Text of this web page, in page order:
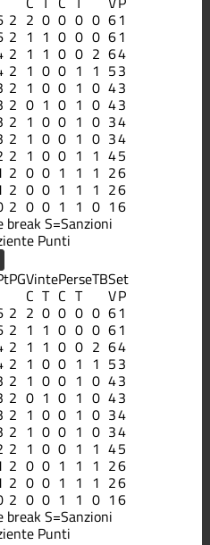
2 2 0 0 0 0 61
2 1 1 0 0 0 61
2 1 1 0 0 2 64
2 1 0 0 1 1 53
2 1 0 0 1 0 43
2 0 1 0 1 0 43
2 1 0 0 1 0 34
2 1 0 0 1 0 34
2 1 0 0 1 1 45
2 0 0 1 1 1 26
2 0 0 1 1 1 26
2 0 0 1 1 0 16
breakS=Sanzioni
Punti
PGVintePerseTBSet
C T C T VP
2 2 0 0 0 0 61
2 1 1 0 0 0 61
2 1 1 0 0 2 64
2 1 0 0 1 1 53
2 1 0 0 1 0 43
2 0 1 0 1 0 43
2 1 0 0 1 0 34
2 1 0 0 1 0 34
2 1 0 0 1 1 45
2 0 0 1 1 1 26
2 0 0 1 1 1 26
2 0 0 1 1 0 16
breakS=Sanzioni
Punti